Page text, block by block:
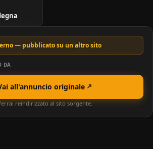
— pubblicato su un altro sito
DA
all'annuncio originale
reindirizzato al sito sorgente.